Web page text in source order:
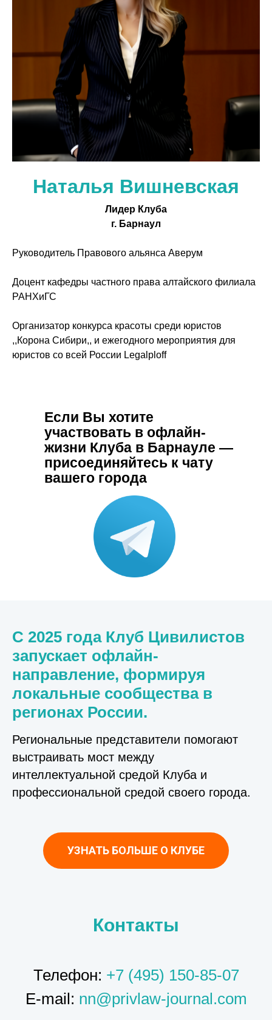
Наталья Вишневская
Лидер Клуба
г. Барнаул
Руководитель Правового альянса Аверум
Доцент кафедры частного права алтайского филиала
РАНХиГС
Организатор конкурса красоты среди юристов
,,Корона Сибири,, и ежегодного мероприятия для
юристов со всей России Legalploff
Если Вы хотите
участвовать в офлайн-
жизни Клуба в Барнауле —
присоединяйтесь к чату
вашего города
С 2025 года Клуб Цивилистов
запускает офлайн-
направление, формируя
локальные сообщества в
регионах России.
Региональные представители помогают
выстраивать мост между
интеллектуальной средой Клуба и
профессиональной средой своего города.
УЗНАТЬ БОЛЬШЕ О КЛУБЕ
Контакты
Телефон: +7 (495) 150-85-07
E-mail: nn@privlaw-journal.com